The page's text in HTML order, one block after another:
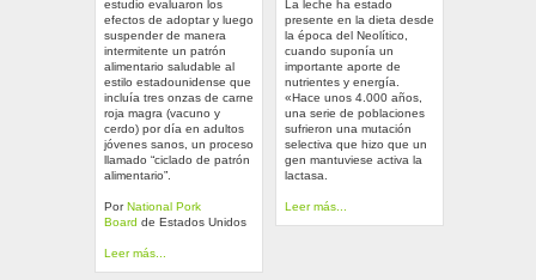
estudio evaluaron los
efectos de adoptar y luego
suspender de manera
intermitente un patrón
alimentario saludable al
estilo estadounidense que
incluía tres onzas de carne
roja magra (vacuno y
cerdo) por día en adultos
jóvenes sanos, un proceso
llamado “ciclado de patrón
alimentario”.
PorNational Pork
Board de Estados Unidos
Leer más...
La leche ha estado
presente en la dieta desde
la época del Neolítico,
cuando suponía un
importante aporte de
nutrientes y energía.
«Hace unos 4.000 años,
una serie de poblaciones
sufrieron una mutación
selectiva que hizo que un
gen mantuviese activa la
lactasa.
Leer más...